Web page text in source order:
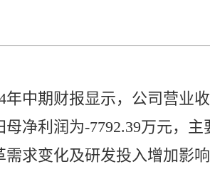
年中期财报显示，公司营业
母净利润为-7792.39万元，主
需求变化及研发投入增加影